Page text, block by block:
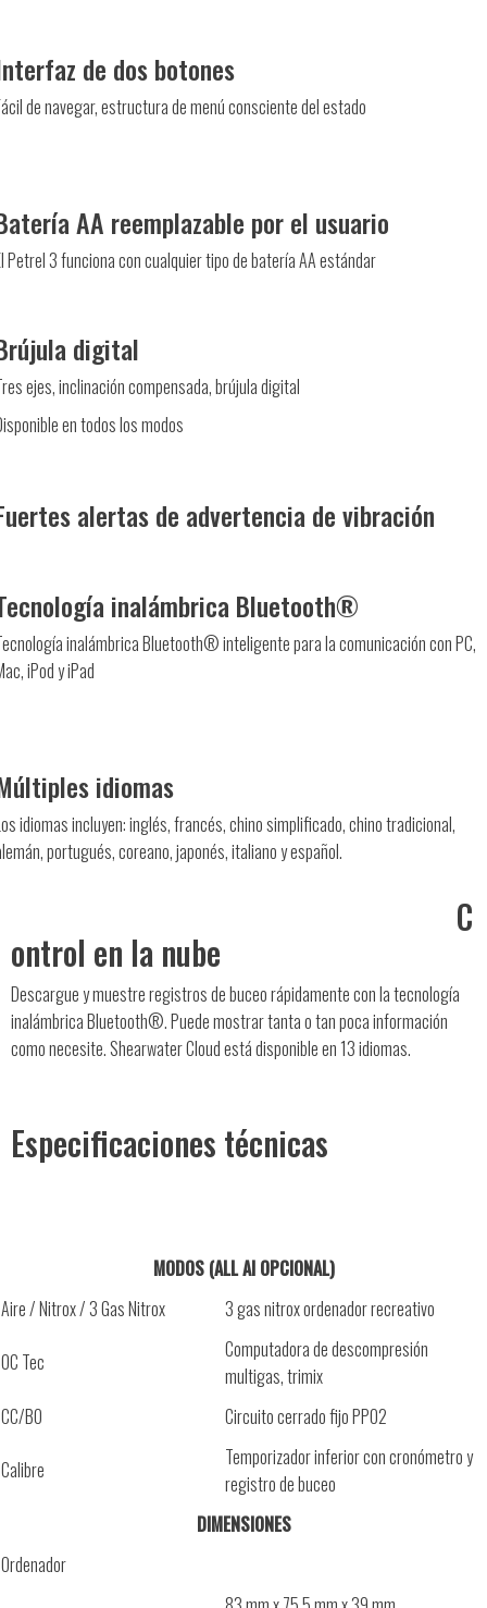
de dos botones
de navegar, estructura de menú consciente del estado
AA reemplazable por el usuario
Petrel 3 funciona con cualquier tipo de batería AA estándar
digital
ejes, inclinación compensada, brújula digital
en todos los modos
alertas de advertencia de vibración
inalámbrica Bluetooth®
inalámbrica Bluetooth® inteligente para la comunicación con PC,
iPod y iPad
idiomas
idiomas incluyen: inglés, francés, chino simplificado, chino tradicional,
portugués, coreano, japonés, italiano y español.
C
ontrol en la nube
Descargue y muestre registros de buceo rápidamente con la tecnología
inalámbrica Bluetooth®. Puede mostrar tanta o tan poca información
como necesite. Shearwater Cloud está disponible en 13 idiomas.
Especificaciones técnicas
MODOS (ALL AI OPCIONAL)
Aire / Nitrox / 3 Gas Nitrox
3 gas nitrox ordenador recreativo
OC Tec
Computadora de descompresión
multigas, trimix
CC/BO
Circuito cerrado fijo PPO2
Calibre
Temporizador inferior con cronómetro y
registro de buceo
DIMENSIONES
Ordenador